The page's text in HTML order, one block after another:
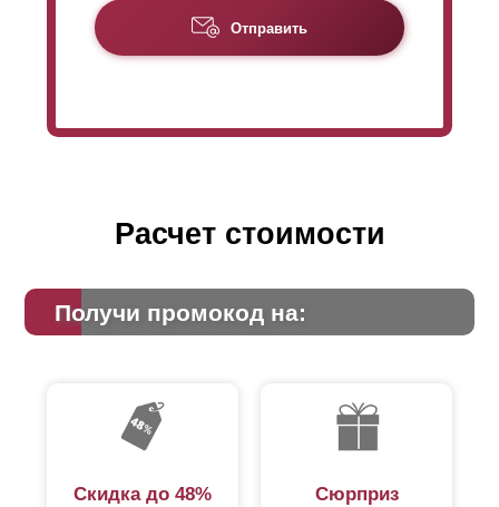
Отправить
Расчет стоимости
Получи промокод на:
Скидка до 48% Сюрприз